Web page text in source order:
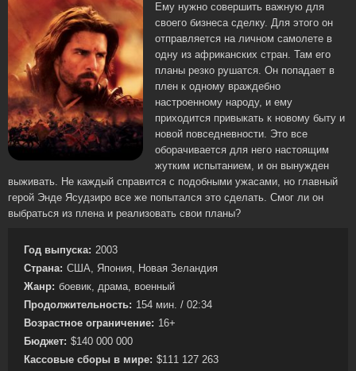
Ему нужно совершить важную для
своего бизнеса сделку. Для этого он
отправляется на личном самолете в
одну из африканских стран. Там его
планы резко рушатся. Он попадает в
плен к одному враждебно
настроенному народу, и ему
приходится привыкать к новому быту и
новой повседневности. Это все
оборачивается для него настоящим
жутким испытанием, и он вынужден
выживать. Не каждый справится с подобными ужасами, но главный
герой Энде Ясудзиро все же попытался это сделать. Смог ли он
выбраться из плена и реализовать свои планы?
Год выпуска: 2003
Страна: США, Япония, Новая Зеландия
Жанр: боевик, драма, военный
Продолжительность: 154 мин. / 02:34
Возрастное ограничение: 16+
Бюджет: $140 000 000
Кассовые сборы в мире: $111 127 263